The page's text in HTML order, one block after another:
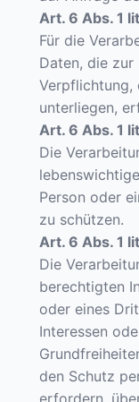
Art. 6 Abs. 1
Für die
Daten, die
Verpflichtung,
unterliegen,
Art. 6 Abs. 1
Die
Person oder
zu schützen.
Art. 6 Abs. 1
Die
berechtigten
oder eines
Interessen
den Schutz
erfordern,